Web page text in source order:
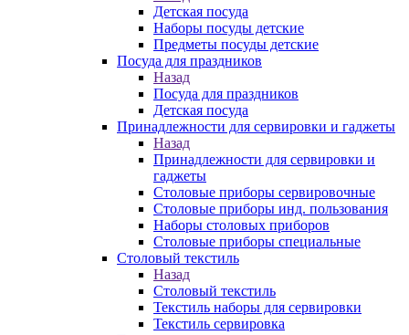
Детская посуда
Наборы посуды детские
Предметы посуды детские
Посуда для праздников
Назад
Посуда для праздников
Детская посуда
Принадлежности для сервировки и гаджеты
Назад
Принадлежности для сервировки и
гаджеты
Столовые приборы сервировочные
Столовые приборы инд. пользования
Наборы столовых приборов
Столовые приборы специальные
Столовый текстиль
Назад
Столовый текстиль
Текстиль наборы для сервировки
Текстиль сервировка